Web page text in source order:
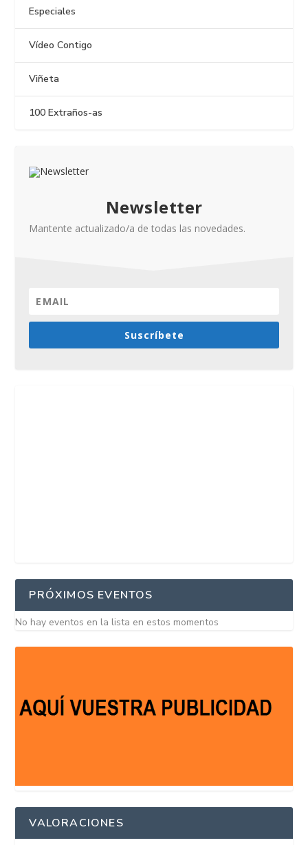
Especiales
Vídeo Contigo
Viñeta
100 Extraños-as
Newsletter
Mantente actualizado/a de todas las novedades.
Suscríbete
PRÓXIMOS EVENTOS
No hay eventos en la lista en estos momentos
VALORACIONES